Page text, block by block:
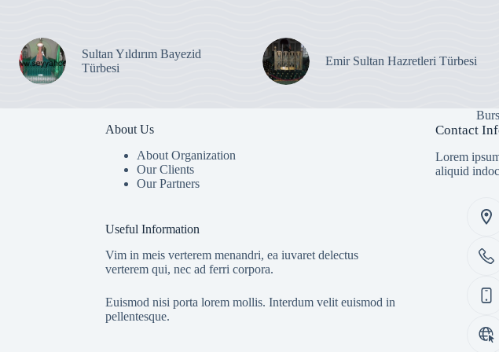
Sultan Yıldırım Bayezid
Türbesi
Emir Sultan Hazretleri Türbesi
About Us
About Organization
Our Clients
Our Partners
Useful Information
Vim in meis verterem menandri, ea iuvaret delectus
verterem qui, nec ad ferri corpora.
Euismod nisi porta lorem mollis. Interdum velit euismod in
pellentesque.
Contact
Lorem
aliquid